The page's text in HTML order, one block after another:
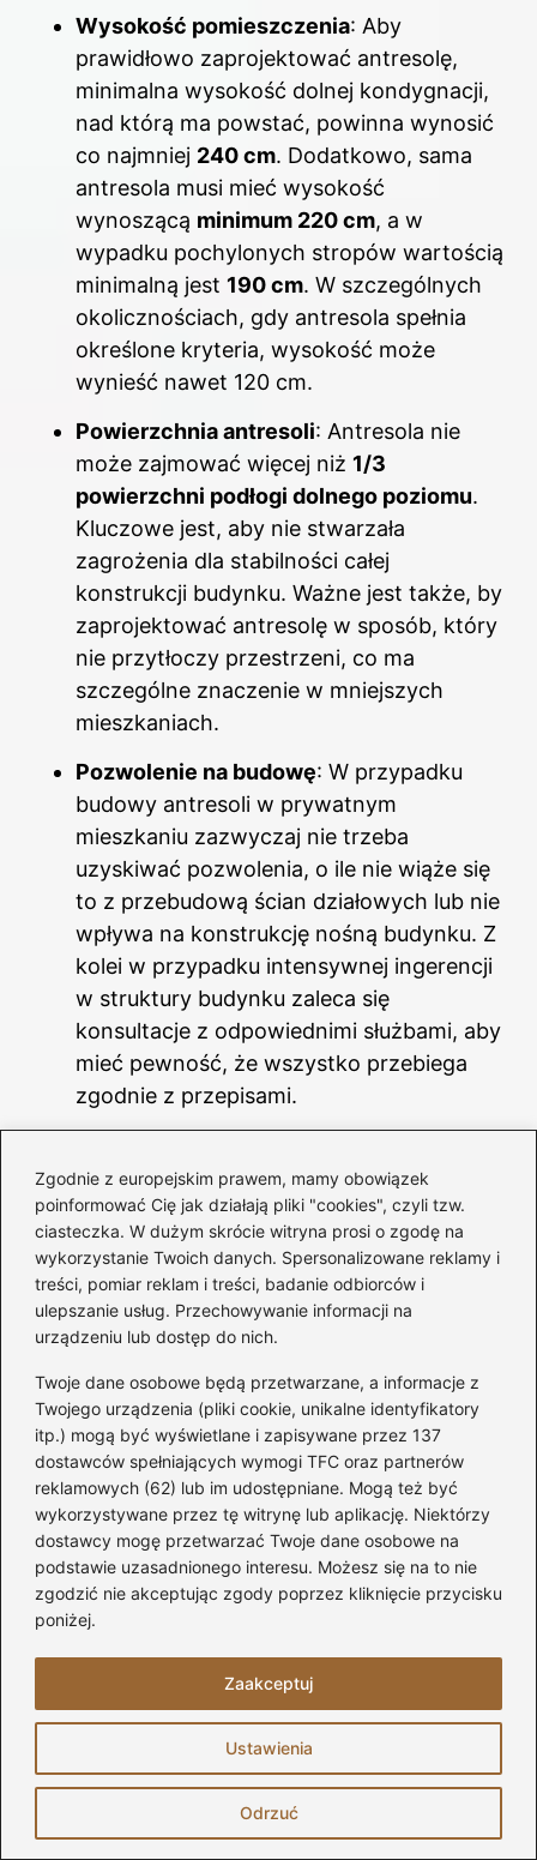
Zgodnie z europejskim prawem, mamy obowiązek
poinformować Cię jak działają pliki "cookies", czyli tzw.
ciasteczka. W dużym skrócie witryna prosi o zgodę na
wykorzystanie Twoich danych. Spersonalizowane reklamy i
treści, pomiar reklam i treści, badanie odbiorców i
ulepszanie usług. Przechowywanie informacji na
urządzeniu lub dostęp do nich.
Twoje dane osobowe będą przetwarzane, a informacje z
Twojego urządzenia (pliki cookie, unikalne identyfikatory
itp.) mogą być wyświetlane i zapisywane przez 137
dostawców spełniających wymogi TFC oraz partnerów
reklamowych (62) lub im udostępniane. Mogą też być
wykorzystywane przez tę witrynę lub aplikację. Niektórzy
dostawcy mogę przetwarzać Twoje dane osobowe na
podstawie uzasadnionego interesu. Możesz się na to nie
zgodzić nie akceptując zgody poprzez kliknięcie przycisku
poniżej.
Ustawienia
Odrzuć
Zaakceptuj
Wysokość pomieszczenia: Aby
prawidłowo zaprojektować antresolę,
minimalna wysokość dolnej kondygnacji,
nad którą ma powstać, powinna wynosić
co najmniej 240 cm. Dodatkowo, sama
antresola musi mieć wysokość
wynoszącą minimum 220 cm, a w
wypadku pochylonych stropów wartością
minimalną jest 190 cm. W szczególnych
okolicznościach, gdy antresola spełnia
określone kryteria, wysokość może
wynieść nawet 120 cm.
Powierzchnia antresoli: Antresola nie
może zajmować więcej niż 1/3
powierzchni podłogi dolnego poziomu.
Kluczowe jest, aby nie stwarzała
zagrożenia dla stabilności całej
konstrukcji budynku. Ważne jest także, by
zaprojektować antresolę w sposób, który
nie przytłoczy przestrzeni, co ma
szczególne znaczenie w mniejszych
mieszkaniach.
Pozwolenie na budowę: W przypadku
budowy antresoli w prywatnym
mieszkaniu zazwyczaj nie trzeba
uzyskiwać pozwolenia, o ile nie wiąże się
to z przebudową ścian działowych lub nie
wpływa na konstrukcję nośną budynku. Z
kolei w przypadku intensywnej ingerencji
w struktury budynku zaleca się
konsultacje z odpowiednimi służbami, aby
mieć pewność, że wszystko przebiega
zgodnie z przepisami.
prowadzących na antresolę powinien być
starannie przemyślany. Należy
uwzględnić komfort użytkowania,
dostępność przestrzeni oraz kwestie
bezpieczeństwa. Schody mogą
przyjmować różne formy: jednobiegowe,
kręte, młynarskie czy wspornikowe.
Planowanie schodów wymaga także
uwzględnienia minimalnych wymiarów
(szerokość stopni 28-30 cm i wysokość
15-17 cm), aby zapewnić wygodę i
bezpieczeństwo użytkownikom.
Balustrady i bezpieczeństwo
: Zgodnie z
normami budowlanymi, wysokość
. Możliwość zastosowania
materiałów takich jak szkło hartowane,
które optycznie powiększa przestrzeń,
stanowi dobry pomysł, ale należy również
zadbać o odpowiednie zabezpieczenie,
aby antresola była bezpieczna dla